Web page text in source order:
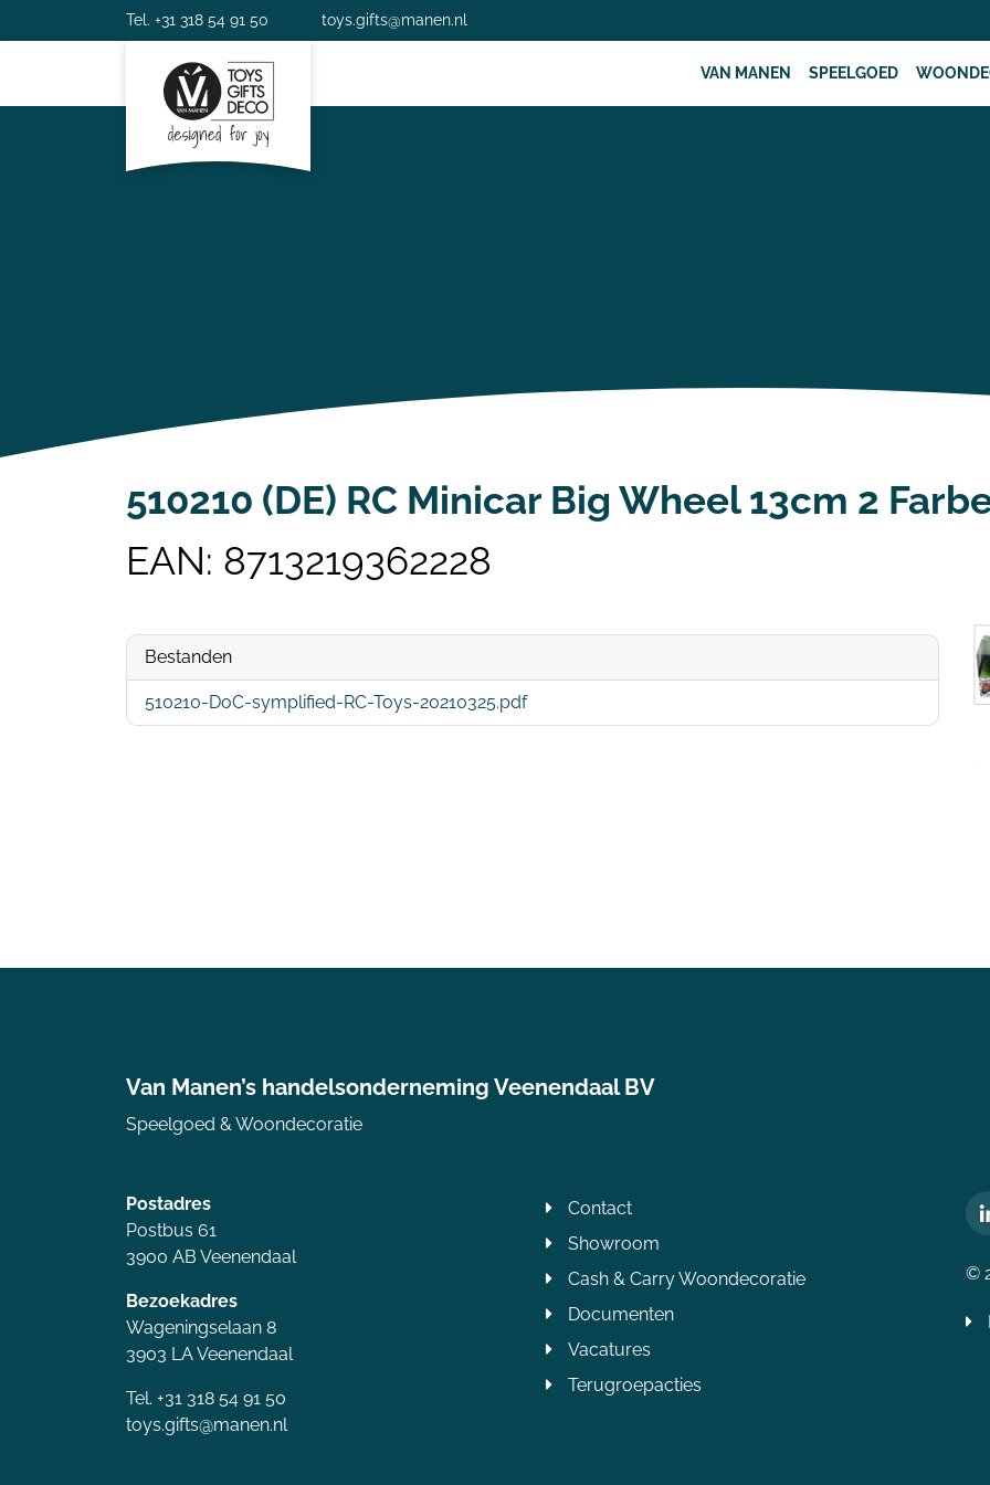
Tel. +31 318 54 91 50 toys.gifts@manen.nl
VAN MANEN SPEELGOED
510210 (DE) RC Minicar Big Wheel 13cm 2
EAN: 8713219362228
Bestanden
510210-DoC-symplified-RC-Toys-20210325.pdf
Van Manen’s handelsonderneming Veenendaal BV
Speelgoed & Woondecoratie
Postadres
Postbus 61
3900 AB Veenendaal
Bezoekadres
Wageningselaan 8
3903 LA Veenendaal
Tel. +31 318 54 91 50
toys.gifts@manen.nl
Contact
Showroom
Cash & Carry Woondecoratie
Documenten
Vacatures
Terugroepacties
©